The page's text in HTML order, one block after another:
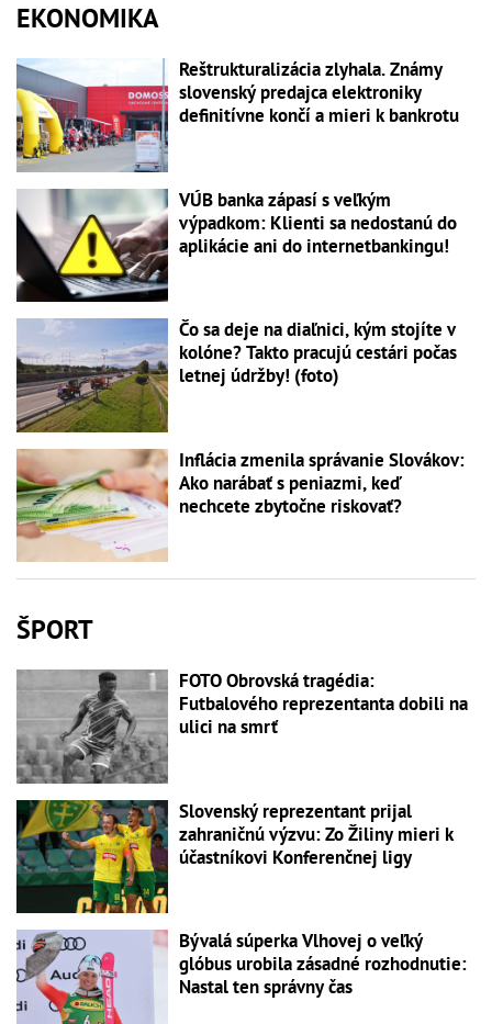
EKONOMIKA
Reštrukturalizácia zlyhala. Známy
slovenský predajca elektroniky
definitívne končí a mieri k bankrotu
VÚB banka zápasí s veľkým
výpadkom: Klienti sa nedostanú do
aplikácie ani do internetbankingu!
Čo sa deje na diaľnici, kým stojíte v
kolóne? Takto pracujú cestári počas
letnej údržby! (foto)
Inflácia zmenila správanie Slovákov:
Ako narábať s peniazmi, keď
nechcete zbytočne riskovať?
ŠPORT
FOTO Obrovská tragédia:
Futbalového reprezentanta dobili na
ulici na smrť
Slovenský reprezentant prijal
zahraničnú výzvu: Zo Žiliny mieri k
účastníkovi Konferenčnej ligy
Bývalá súperka Vlhovej o veľký
glóbus urobila zásadné rozhodnutie:
Nastal ten správny čas